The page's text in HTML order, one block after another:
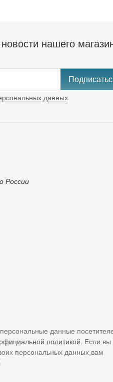
нашего
данных
России
данные
политикой. Если вы
персональных данных,вам